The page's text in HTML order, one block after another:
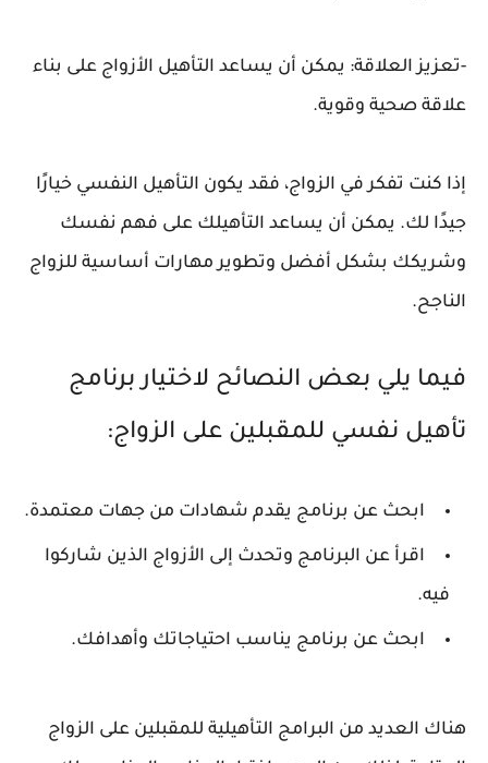
-تعزيز العلاقة: يمكن أن يساعد التأهيل الأزواج على بناء
علاقة صحية وقوية.
إذا كنت تفكر في الزواج، فقد يكون التأهيل النفسي خيارًا
جيدًا لك. يمكن أن يساعد التأهيلك على فهم نفسك
وشريكك بشكل أفضل وتطوير مهارات أساسية للزواج
الناجح.
فيما يلي بعض النصائح لاختيار برنامج
تأهيل نفسي للمقبلين على الزواج:
ابحث عن برنامج يقدم شهادات من جهات معتمدة.
اقرأ عن البرنامج وتحدث إلى الأزواج الذين شاركوا
فيه.
ابحث عن برنامج يناسب احتياجاتك وأهدافك.
هناك العديد من البرامج التأهيلية للمقبلين على الزواج